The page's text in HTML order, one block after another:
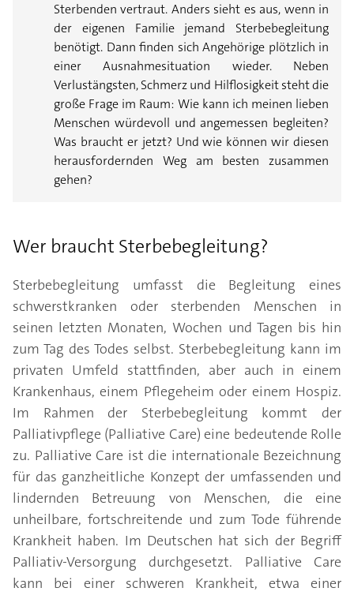
Sterbenden vertraut. Anders sieht es aus, wenn in
der eigenen Familie jemand Sterbebegleitung
benötigt. Dann finden sich Angehörige plötzlich in
einer Ausnahmesituation wieder. Neben
Verlustängsten, Schmerz und Hilflosigkeit steht die
große Frage im Raum: Wie kann ich meinen lieben
Menschen würdevoll und angemessen begleiten?
Was braucht er jetzt? Und wie können wir diesen
herausfordernden Weg am besten zusammen
gehen?
Wer braucht Sterbebegleitung?
Sterbebegleitung umfasst die Begleitung eines
schwerstkranken oder sterbenden Menschen in
seinen letzten Monaten, Wochen und Tagen bis hin
zum Tag des Todes selbst. Sterbebegleitung kann im
privaten Umfeld stattfinden, aber auch in einem
Krankenhaus, einem Pflegeheim oder einem Hospiz.
Im Rahmen der Sterbebegleitung kommt der
Palliativpflege (Palliative Care) eine bedeutende Rolle
zu. Palliative Care ist die internationale Bezeichnung
für das ganzheitliche Konzept der umfassenden und
lindernden Betreuung von Menschen, die eine
unheilbare, fortschreitende und zum Tode führende
Krankheit haben. Im Deutschen hat sich der Begriff
Palliativ-Versorgung durchgesetzt. Palliative Care
kann bei einer schweren Krankheit, etwa einer